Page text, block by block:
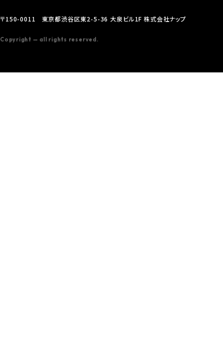
〒150-0011 東京都渋谷区東2-5-36 大泉ビル1F 株式会社ナップ
Copyright — all rights reserved.